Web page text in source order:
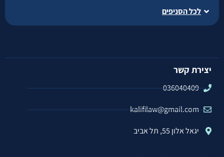
לכל הסניפים
יצירת קשר
036040409
kalifilaw@gmail.com
יגאל אלון 55, תל אביב